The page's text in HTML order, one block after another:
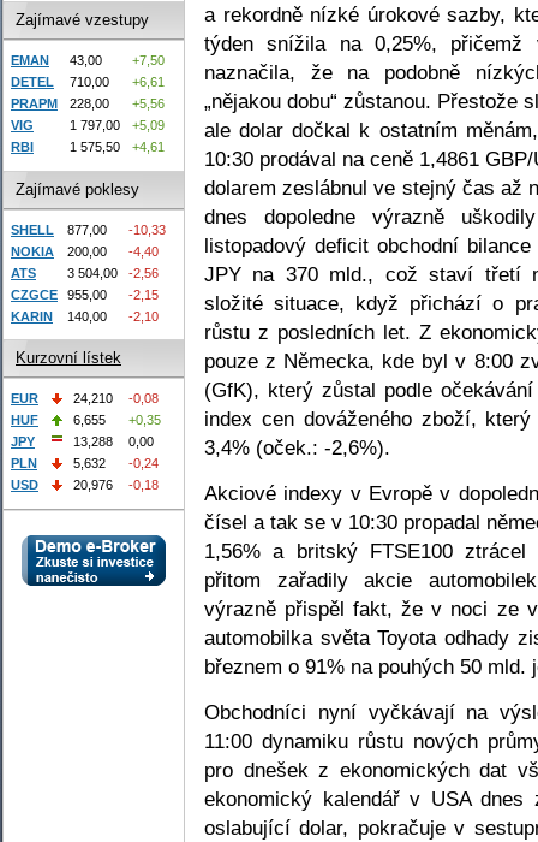
a rekordně nízké úrokové sazby,
týden snížila na 0,25%, přičemž
naznačila, že na podobně
„nějakou dobu“ zůstanou. Přestože
ale dolar dočkal k ostatním
10:30 prodával na ceně 1,4861
dolarem zeslábnul ve stejný čas až
dnes dopoledne výrazně
listopadový deficit obchodní
JPY na 370 mld., což staví třetí
složité situace, když přichází o
růstu z posledních let. Z
pouze z Německa, kde byl v 8:00
(GfK), který zůstal podle
index cen dováženého zboží,
3,4% (oček.: -2,6%).
Akciové indexy v Evropě v
čísel a tak se v 10:30 propadal
1,56% a britský FTSE100
přitom zařadily akcie
výrazně přispěl fakt, že v noci ze
automobilka světa Toyota odhady
březnem o 91% na pouhých 50 mld.
Obchodníci nyní vyčkávají na
11:00 dynamiku růstu nových
pro dnešek z ekonomických dat
ekonomický kalendář v USA
oslabující dolar, pokračuje v
Zajímavé vzestupy
EMAN 43,00
+7,50
DETEL
710,00
+6,61
PRAPM
228,00
+5,56
VIG
1 797,00
+5,09
RBI
1 575,50 +4,61
Zajímavé poklesy
SHELL 877,00
-10,33
NOKIA
200,00
-4,40
ATS
3 504,00
-2,56
CZGCE
955,00
-2,15
KARIN
140,00 -2,10
Kurzovní lístek
EUR 24,210
-0,08
HUF
6,655
+0,35
JPY
13,288
0,00
PLN
5,632
-0,24
USD
20,976 -0,18